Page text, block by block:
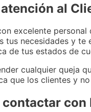
al
excelente personal
necesidades y te
de tus estados de
cualquier queja
que los clientes y